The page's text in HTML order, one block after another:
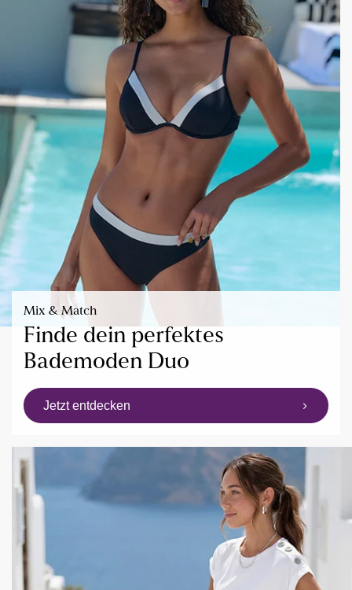
Mix & Match
Finde dein perfektes
Bademoden Duo
Jetzt entdecken